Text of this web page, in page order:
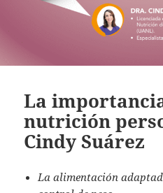
La
nutrición
Cindy Suárez
La alimentación